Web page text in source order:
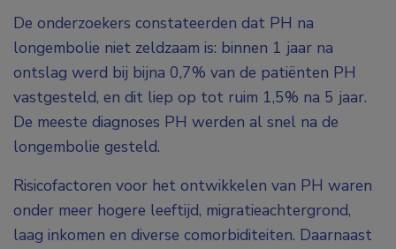
De onderzoekers constateerden dat PH na
longembolie niet zeldzaam is: binnen 1 jaar na
ontslag werd bij bijna 0,7% van de patiënten PH
vastgesteld, en dit liep op tot ruim 1,5% na 5 jaar.
De meeste diagnoses PH werden al snel na de
longembolie gesteld.
Risicofactoren voor het ontwikkelen van PH waren
onder meer hogere leeftijd, migratieachtergrond,
laag inkomen en diverse comorbiditeiten. Daarnaast